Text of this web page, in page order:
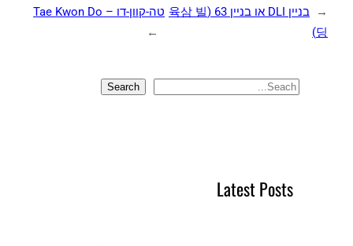
←
בניין DLI או בניין 63 (육삼 빌
딩)
טה-קוון-דו – Tae Kwon Do
→
S
Search
Latest Posts